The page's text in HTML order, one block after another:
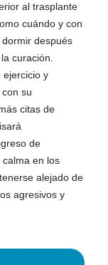
al trasplante
cuándo y con
después
curación.
ejercicio y
su
citas de
de
en los
alejado de
agresivos y